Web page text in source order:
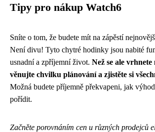
Tipy pro nákup Watch6
Sníte o tom, že budete mít na zápěstí
Není divu! Tyto chytré hodinky jsou nabité
usnadní a zpříjemní život. Než se ale
věnujte chvilku plánování a zjistěte si
Možná budete příjemně překvapeni, jak
pořídit.
Začněte porovnáním cen u různých prodejců